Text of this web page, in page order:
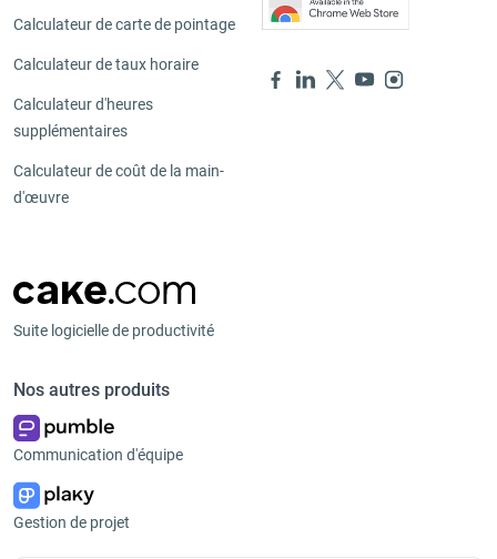
Calculateur de carte de pointage
Calculateur de taux horaire
Calculateur d'heures
supplémentaires
Calculateur de coût de la main-
d'œuvre
Suite logicielle de productivité
Nos autres produits
Communication d'équipe
Gestion de projet